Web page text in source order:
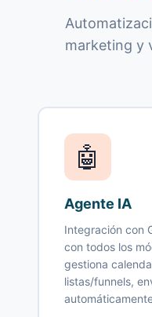
marketing y
🤖
Agente IA
Integración con
con todos los
gestiona
listas/funnels,